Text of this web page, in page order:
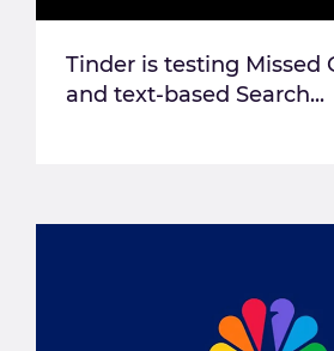
Tinder is testing Missed
and text-based Search...